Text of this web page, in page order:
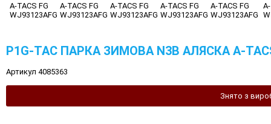
P1G-TAC ПАРКА ЗИМОВА N3B АЛЯСКА A-
Артикул 4085363
Знято з